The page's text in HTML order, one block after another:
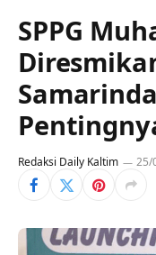
SPPG
Redaksi Daily Kaltim 25/